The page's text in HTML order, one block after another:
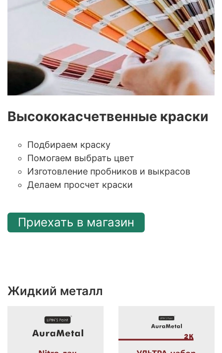
Высококасчетвенные краски
Подбираем краску
Помогаем выбрать цвет
Изготовление пробников и выкрасов
Делаем просчет краски
Приехать в магазин
Жидкий металл